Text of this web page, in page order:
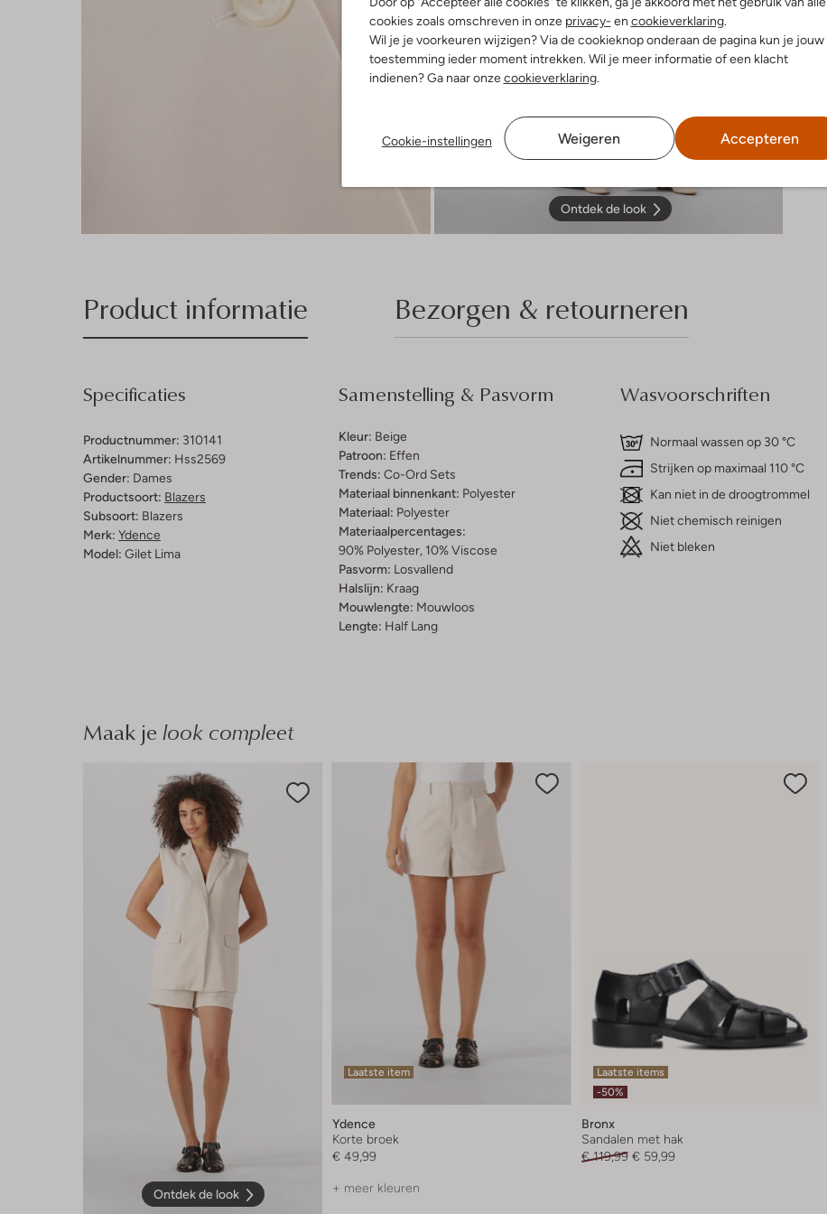
cookies zoals omschreven in onze privacy- en cookieverklaring.
Wil je je voorkeuren wijzigen? Via de cookieknop onderaan de pagina kun je jouw
toestemming ieder moment intrekken. Wil je meer informatie of een klacht
indienen? Ga naar onzecookieverklaring.
Cookie-instellingen Weigeren Accepteren
Ontdek de look
Product informatie Bezorgen & retourneren
Specificaties
Productnummer: 310141
Artikelnummer: Hss2569
Gender: Dames
Productsoort: Blazers
Subsoort: Blazers
Merk: Ydence
Model: Gilet Lima
Samenstelling & Pasvorm
Kleur: Beige
Patroon: Effen
Trends: Co-Ord Sets
Materiaal binnenkant: Polyester
Materiaal: Polyester
Materiaalpercentages:
90% Polyester, 10% Viscose
Pasvorm: Losvallend
Halslijn: Kraag
Mouwlengte: Mouwloos
Lengte: Half Lang
Wasvoorschriften
Normaal wassen op 30 °C
Strijken op maximaal 110 °C
Kan niet in de droogtrommel
Niet chemisch reinigen
Niet bleken
Maak je look compleet
Ontdek de look
Laatste item
Ydence
Korte broek
€ 49,99
+ meer kleuren
Laatste items
-50%
Bronx
Sandalen met hak
€ 119,99 € 59,99